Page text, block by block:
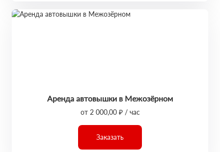
Аренда автовышки в Межозёрном
от 2 000,00 ₽ / час
Заказать